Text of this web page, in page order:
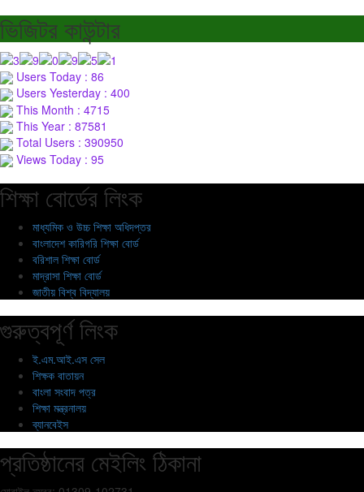
ভিজিটর কাউন্টার
Users Today : 86
Users Yesterday : 400
This Month : 4715
This Year : 87581
Total Users : 390950
Views Today : 95
শিক্ষা বোর্ডের লিংক
মাধ্যমিক ও উচ্চ শিক্ষা অধিদপ্তর
বাংলাদেশ কারিগরি শিক্ষা বোর্ড
বরিশাল শিক্ষা বোর্ড
মাদ্রাসা শিক্ষা বোর্ড
জাতীয় বিশ্ব বিদ্যালয়
গুরুত্বপূর্ণ লিংক
ই.এম.আই.এস সেল
শিক্ষক বাতায়ন
বাংলা সংবাদ পত্র
শিক্ষা মন্ত্রনালয়
ব্যানবেইস
প্রতিষ্ঠানের মেইলিং ঠিকানা